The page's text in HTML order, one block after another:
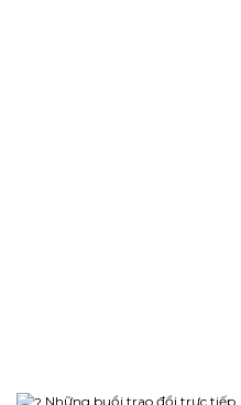
Những buổi trao đổi trực tiếp,